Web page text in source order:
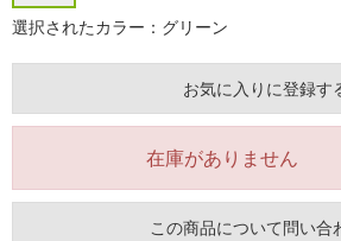
選択されたカラー：グリーン
お気に入りに登録す
在庫がありません
この商品について問い合